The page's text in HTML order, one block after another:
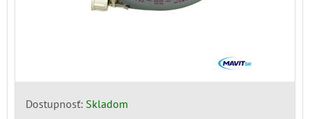
Dostupnosť: Skladom